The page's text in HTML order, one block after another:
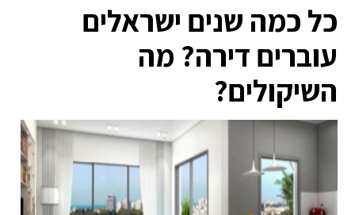
כל כמה שנים ישראלים
עוברים דירה? מה
השיקולים?